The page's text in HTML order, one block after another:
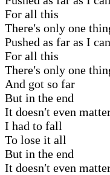
For all this
There′s only one
Pushed as far as I
For all this
There′s only one
And got so far
But in the end
It doesn′t even
I had to fall
To lose it all
But in the end
It doesn′t even